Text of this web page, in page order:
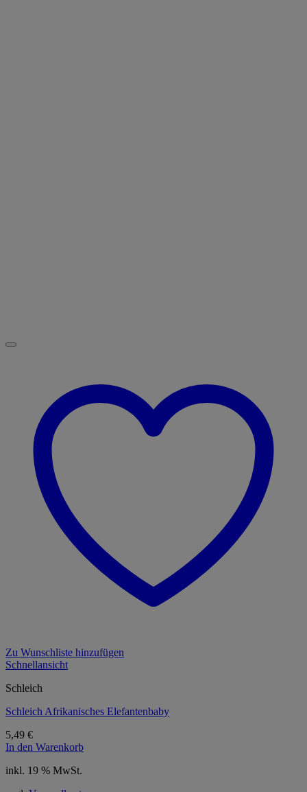
Zu Wunschliste hinzufügen
Schnellansicht
Schleich
Schleich Afrikanisches Elefantenbaby
5,49 €
In den Warenkorb
inkl. 19 % MwSt.